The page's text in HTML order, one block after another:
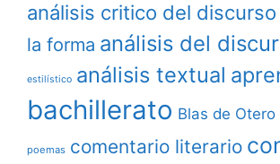
análisis critico del discurso
la forma análisis del
estilístico análisis textual
bachillerato Blas de Otero
poemas comentario literario